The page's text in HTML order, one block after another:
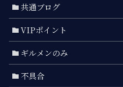
共通ブログ
VIPポイント
ギルメンのみ
不具合